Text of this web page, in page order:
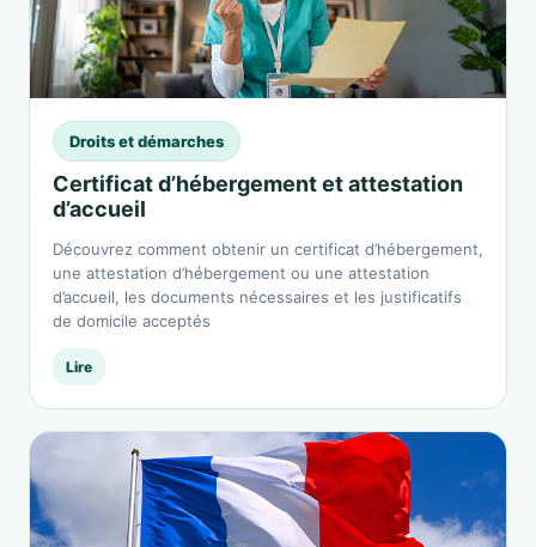
Droits et démarches
Certificat d’hébergement et attestation
d’accueil
Découvrez comment obtenir un certificat d’hébergement,
une attestation d’hébergement ou une attestation
d’accueil, les documents nécessaires et les justificatifs
de domicile acceptés
Lire